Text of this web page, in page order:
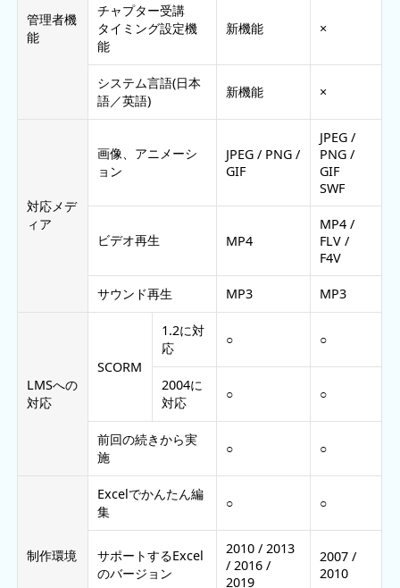
管理者機
能
チャプター受講
タイミング設定機
能
新機能 ×
システム言語(日本
語／英語)
新機能 ×
対応メデ
ィア
画像、アニメーシ
ョン
JPEG / PNG /
GIF
JPEG /
PNG /
GIF
SWF
ビデオ再生 MP4
MP4 /
FLV /
F4V
サウンド再生 MP3 MP3
LMSへの
対応
SCORM
1.2に対
応
○ ○
2004に
対応
○ ○
前回の続きから実
施
○ ○
制作環境
Excelでかんたん編
集
○ ○
サポートするExcel
のバージョン
2010 / 2013
/ 2016 /
2019
2007 /
2010